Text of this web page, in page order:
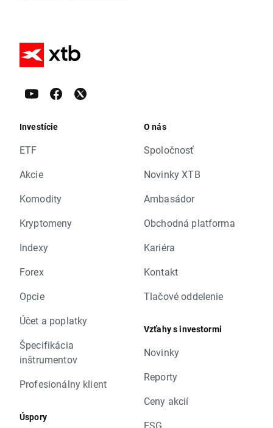
Investície
ETF
Akcie
Komodity
Kryptomeny
Indexy
Forex
Opcie
Účet a poplatky
Špecifikácia
inštrumentov
Profesionálny klient
Úspory
O nás
Spoločnosť
Novinky XTB
Ambasádor
Obchodná platforma
Kariéra
Kontakt
Tlačové oddelenie
Vzťahy s investormi
Novinky
Reporty
Ceny akcií
ESG